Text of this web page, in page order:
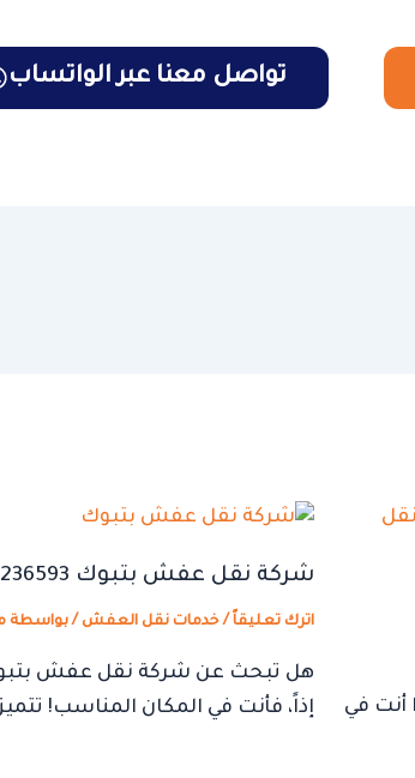
تواصل معنا عبر الواتساب
أنت في
شركة نقل عفش بتبوك 0544236593 خصم 30% اتصل الآن
اترك تعليقاً /خدمات نقل العفش / بواسطة
هل تبحث عن شركة نقل عفش بتبوك
إذاً، فأنت في المكان المناسب!